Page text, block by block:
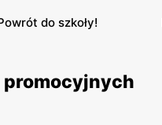
do szkoły!
promocyjnych